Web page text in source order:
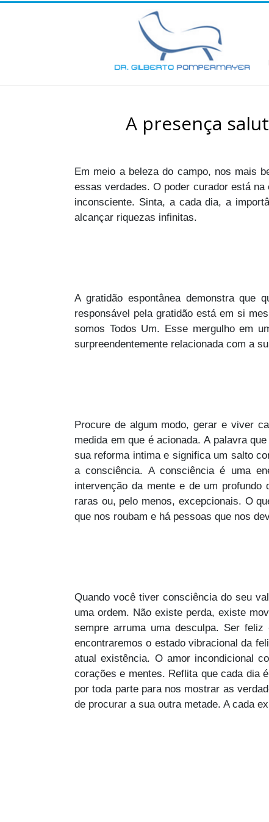
A presença
Em meio a beleza do campo, nos mais
essas verdades. O poder curador está
inconsciente. Sinta, a cada dia, a
alcançar riquezas infinitas.
A gratidão espontânea demonstra que
responsável pela gratidão está em si
somos Todos Um. Esse mergulho em
surpreendentemente relacionada com a
Procure de algum modo, gerar e viver
medida em que é acionada. A palavra
sua reforma intima e significa um salto
a consciência. A consciência é uma
intervenção da mente e de um
raras ou, pelo menos, excepcionais. O
que nos roubam e há pessoas que nos
Quando você tiver consciência do seu
uma ordem. Não existe perda, existe
sempre arruma uma desculpa. Ser
encontraremos o estado vibracional da
atual existência. O amor incondicional
corações e mentes. Reflita que cada dia
por toda parte para nos mostrar as
de procurar a sua outra metade. A cada